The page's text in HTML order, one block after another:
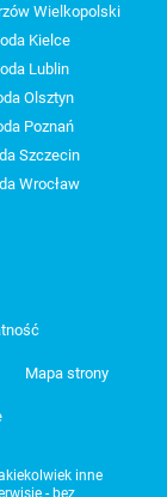
Wielkopolski
Kielce
Lublin
Olsztyn
Poznań
Szczecin
Wrocław
Mapa strony
inne
- bez